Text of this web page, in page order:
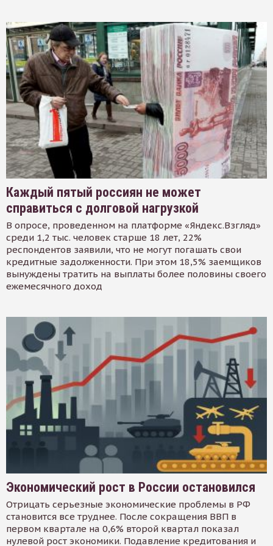
Каждый пятый россиян не может
справиться с долговой нагрузкой
В опросе, проведенном на платформе «Яндекс.Взгляд»
среди 1,2 тыс. человек старше 18 лет, 22%
респондентов заявили, что не могут погашать свои
кредитные задолженности. При этом 18,5% заемщиков
вынуждены тратить на выплаты более половины своего
ежемесячного доход
Экономический рост в России остановился
Отрицать серьезные экономические проблемы в РФ
становится все труднее. После сокращения ВВП в
первом квартале на 0,6% второй квартал показал
нулевой рост экономики. Подавление кредитования и